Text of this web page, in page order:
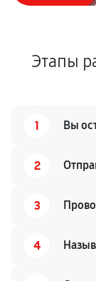
Этапы
1 Вы
2
3
4